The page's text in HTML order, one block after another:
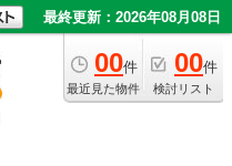
最終更新：2026年08月08日
00件
最近見た物件
00件
検討リスト